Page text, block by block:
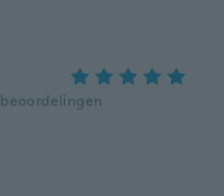
beoordelingen